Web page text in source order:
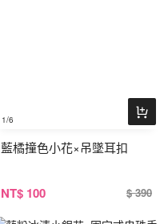
1/6
藍橘撞色小花×吊墜耳扣
NT$ 100 $ 390